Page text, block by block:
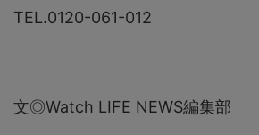
TEL.0120-061-012
文◎Watch LIFE NEWS編集部